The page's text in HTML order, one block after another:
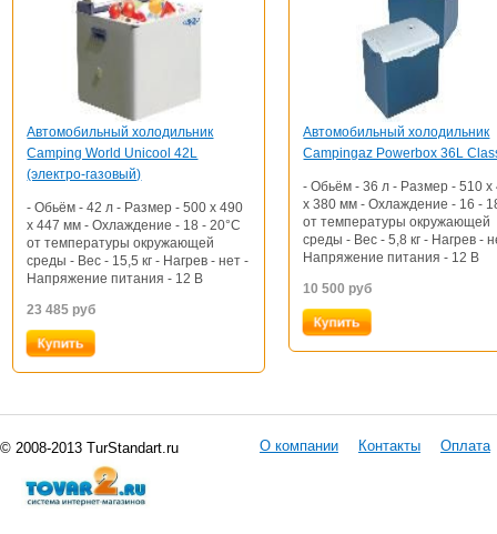
Автомобильный холодильник
Camping World Unicool 42L
(электро-газовый)
- Обьём - 42 л - Размер - 500 x 490
x 447 мм - Охлаждение - 18 - 20°C
от температуры окружающей
среды - Вес - 15,5 кг - Нагрев - нет -
Напряжение питания - 12 В
23 485 руб
Автомобильный холодильник
Campingaz Powerbox 36L
- Обьём - 36 л - Размер - 510 х
х 380 мм - Охлаждение - 16 -
от температуры окружающей
среды - Вес - 5,8 кг - Нагрев -
Напряжение питания - 12 В
10 500 руб
© 2008-2013 TurStandart.ru О компании Контакты Оплата